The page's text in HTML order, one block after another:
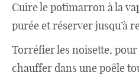
Cuire le potimarron à la
purée et réserver jusqu’à
Torréfier les noisette,
chauffer dans une poêle